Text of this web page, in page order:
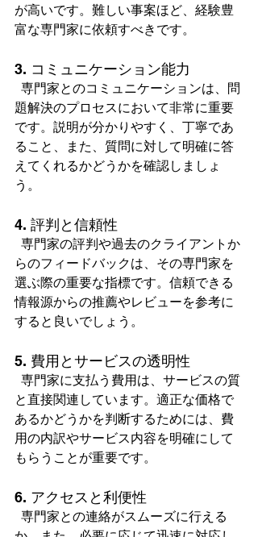
が高いです。難しい事案ほど、経験豊
富な専門家に依頼すべきです。
3. コミュニケーション能力
題解決のプロセスにおいて非常に重要
です。説明が分かりやすく、丁寧であ
ること、また、質問に対して明確に答
えてくれるかどうかを確認しましょ
う。
4. 評判と信頼性
らのフィードバックは、その専門家を
選ぶ際の重要な指標です。信頼できる
情報源からの推薦やレビューを参考に
すると良いでしょう。
5. 費用とサービスの透明性
と直接関連しています。適正な価格で
あるかどうかを判断するためには、費
用の内訳やサービス内容を明確にして
もらうことが重要です。
6. アクセスと利便性